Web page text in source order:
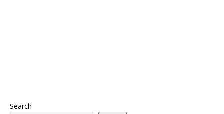
Search